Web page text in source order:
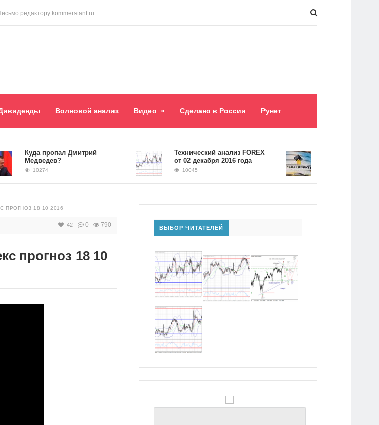
редактору kommerstant.ru
Волновой анализ Видео » Сделано в России Рунет
Куда пропал Дмитрий
Медведев?
10274
​Технический анализ FOREX
от 02 декабря 2016 года
10045
ПРОГНОЗ 18 10 2016
42 0 790
прогноз 18 10
ВЫБОР ЧИТАТЕЛЕЙ